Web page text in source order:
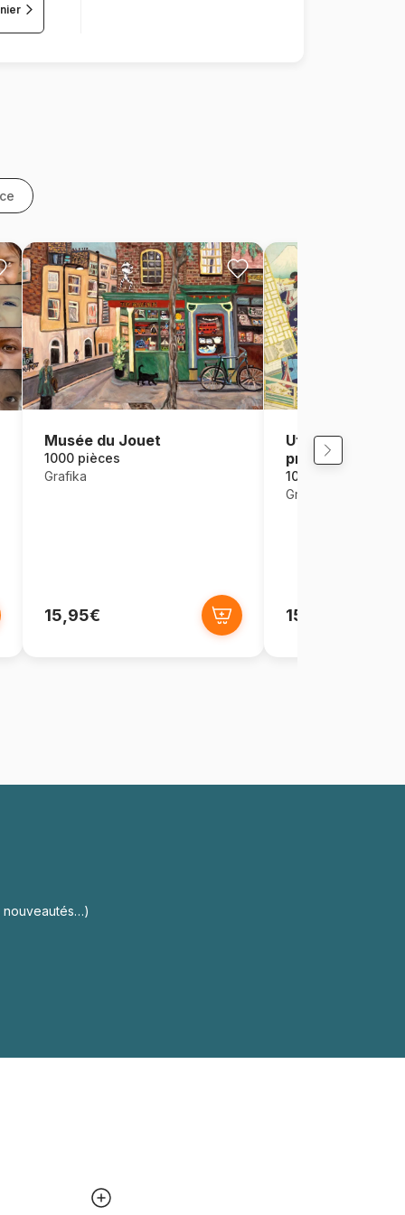
Musée du Jouet
1000 pièces
Grafika
15,95€
Utagawa
prince Genji en
une Demeure
le Mont Fuji
1000 pièces
Grafika
15,95€
nouveautés…)